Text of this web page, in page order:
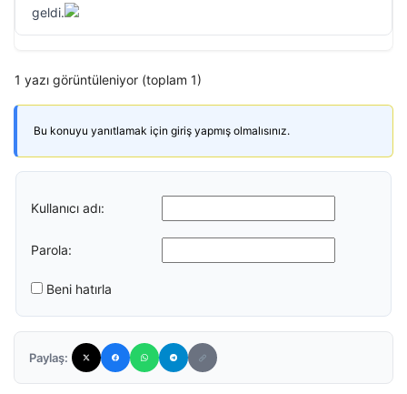
geldi.
1 yazı görüntüleniyor (toplam 1)
Bu konuyu yanıtlamak için giriş yapmış olmalısınız.
Kullanıcı adı:
Parola:
Beni hatırla
Paylaş: